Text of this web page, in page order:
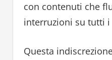
con contenuti che
interruzioni su tutti
Questa